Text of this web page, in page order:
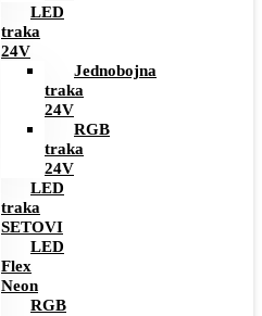
LED
traka
24V
Jednobojna
traka
24V
RGB
traka
24V
LED
traka
SETOVI
LED
Flex
Neon
RGB